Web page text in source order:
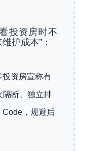
投资房时不
护成本”：
投资房宣称有
隔断、独立排
Code，规避后